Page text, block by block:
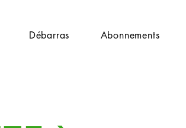
Débarras Abonnements